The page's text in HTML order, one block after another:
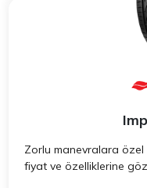
Zorlu manevralara
fiyat ve özelliklerine göz